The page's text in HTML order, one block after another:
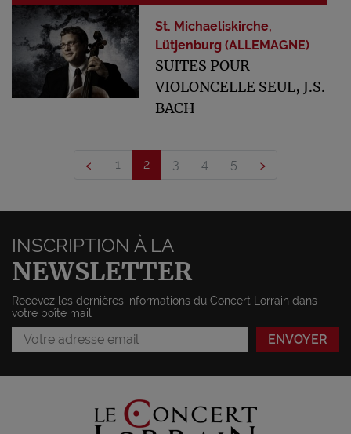
St. Michaeliskirche,
Lütjenburg (ALLEMAGNE)
SUITES POUR
VIOLONCELLE SEUL, J.S.
BACH
‹ 1 2 3 4 5 ›
INSCRIPTION À LA
NEWSLETTER
Recevez les dernières informations du Concert Lorrain dans
votre boîte mail